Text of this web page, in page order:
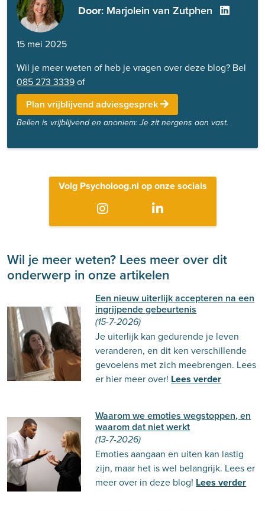
Door: Marjolein van Zutphen
15 mei 2025
Wil je meer weten of heb je vragen over deze blog? Bel
085 273 3339of
Plan vrijblijvend adviesgesprek
Bellen is vrijblijvend en anoniem: Je zit nergens aan vast.
Volg Psycholoog.nl op onze socials
Wil je meer weten? Lees meer over dit
onderwerp in onze artikelen
Een nieuw uiterlijk accepteren na een
ingrijpende gebeurtenis
(15-7-2026)
Je uiterlijk kan gedurende je leven
veranderen, en dit ken verschillende
gevoelens met zich meebrengen. Lees
er hier meer over! Lees verder
Waarom we emoties wegstoppen, en
waarom dat niet werkt
(13-7-2026)
Emoties aangaan en uiten kan lastig
zijn, maar het is wel belangrijk. Lees er
meer over in deze blog! Lees verder